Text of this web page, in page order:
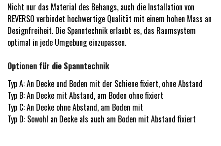
Nicht nur das Material des Behangs, auch die Installation von
REVERSO verbindet hochwertige Qualität mit einem hohen Mass an
Designfreiheit. Die Spanntechnik erlaubt es, das Raumsystem
optimal in jede Umgebung einzupassen.
Optionen für die Spanntechnik
Typ A: An Decke und Boden mit der Schiene fixiert, ohne Abstand
Typ B: An Decke mit Abstand, am Boden ohne fixiert
Typ C: An Decke ohne Abstand, am Boden mit
Typ D: Sowohl an Decke als auch am Boden mit Abstand fixiert